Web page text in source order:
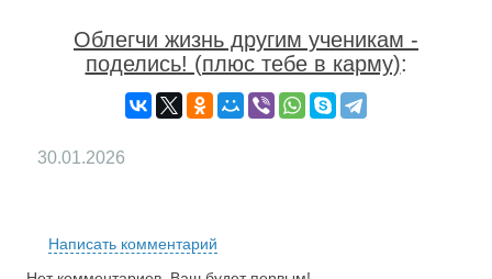
Облегчи жизнь другим ученикам -
поделись! (плюс тебе в карму):
30.01.2026
Написать комментарий